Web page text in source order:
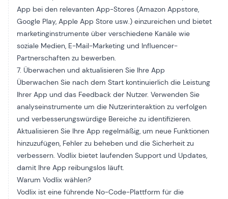
App bei den relevanten App-Stores (Amazon Appstore,
Google Play, Apple App Store usw.) einzureichen und bietet
marketinginstrumente über verschiedene Kanäle wie
soziale Medien, E-Mail-Marketing und Influencer-
Partnerschaften zu bewerben.
7. Überwachen und aktualisieren Sie Ihre App
Überwachen Sie nach dem Start kontinuierlich die Leistung
Ihrer App und das Feedback der Nutzer. Verwenden Sie
analyseinstrumente um die Nutzerinteraktion zu verfolgen
und verbesserungswürdige Bereiche zu identifizieren.
Aktualisieren Sie Ihre App regelmäßig, um neue Funktionen
hinzuzufügen, Fehler zu beheben und die Sicherheit zu
verbessern. Vodlix bietet laufenden Support und Updates,
damit Ihre App reibungslos läuft.
Warum Vodlix wählen?
Vodlix ist eine führende No-Code-Plattform für die